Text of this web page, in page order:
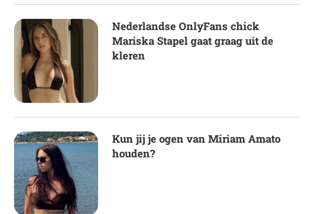
Nederlandse OnlyFans chick
Mariska Stapel gaat graag uit de
kleren
Kun jij je ogen van Miriam Amato
houden?